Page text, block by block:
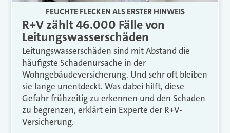
FEUCHTE FLECKEN ALS ERSTER HINWEIS
R+V zählt 46.000 Fälle von
Leitungswasserschäden
Leitungswasserschäden sind mit Abstand die
häufigste Schadenursache in der
Wohngebäudeversicherung. Und sehr oft bleiben
sie lange unentdeckt. Was dabei hilft, diese
Gefahr frühzeitig zu erkennen und den Schaden
zu begrenzen, erklärt ein Experte der R+V-
Versicherung.